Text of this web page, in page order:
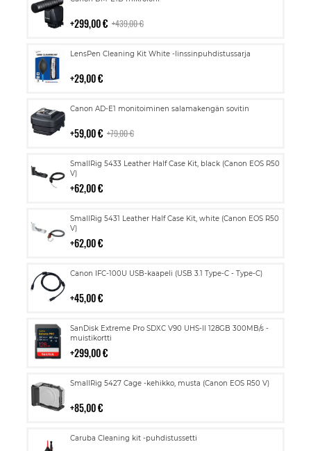
299,00 € 439,00 €
LensPen Cleaning Kit White -linssinpuhdistussarja
29,00 €
Lisää
Canon AD-E1 monitoiminen salamakengän sovitin
59,00 € 79,00 €
Lisää
SmallRig 5433 Leather Half Case Kit, black (Canon EOS R50
V)
62,00 €
Lisää
ostoskoriin
SmallRig 5431 Leather Half Case Kit, white (Canon EOS R50
V)
62,00 €
Lisää
ostoskoriin
Canon IFC-100U USB-kaapeli (USB 3.1 Type-C - Type-C)
45,00 €
Lisää
SanDisk Extreme Pro SDXC V90 UHS-II 128GB 300MB/s -
muistikortti
299,00 €
Lisää
ostoskoriin
SmallRig 5427 Cage -kehikko, musta (Canon EOS R50 V)
85,00 €
Lisää
Caruba Cleaning kit -puhdistussetti
Lisää